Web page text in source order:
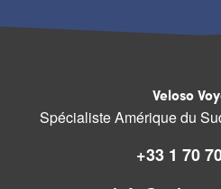
Veloso
Spécialiste Amérique du
+33 1 70